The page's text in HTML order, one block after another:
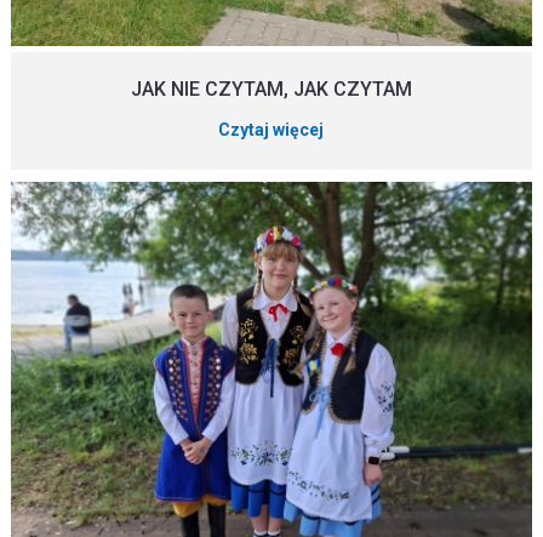
JAK NIE CZYTAM, JAK CZYTAM
Czytaj więcej